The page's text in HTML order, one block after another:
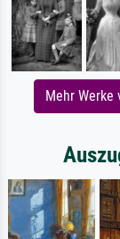
Mehr